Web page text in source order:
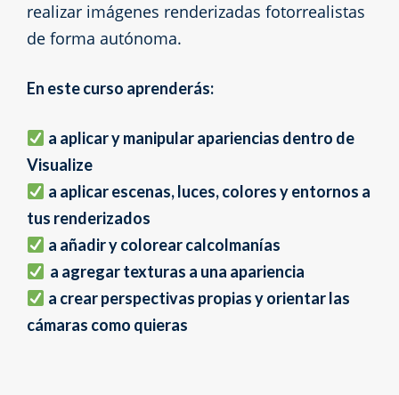
realizar imágenes renderizadas fotorrealistas
de forma autónoma.
En este curso aprenderás:
a aplicar y manipular apariencias dentro de
Visualize
a aplicar escenas, luces, colores y entornos a
tus renderizados
a añadir y colorear calcolmanías
a agregar texturas a una apariencia
a crear perspectivas propias y orientar las
cámaras como quieras